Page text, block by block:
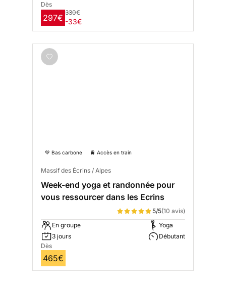
Dès
297€
330€
-33€
💚 Bas carbone 🚆 Accès en train
Massif des Écrins / Alpes
Week-end yoga et randonnée pour
vous ressourcer dans les Ecrins
5/5(10 avis)
En groupe
3 jours
Yoga
Débutant
Dès
465€